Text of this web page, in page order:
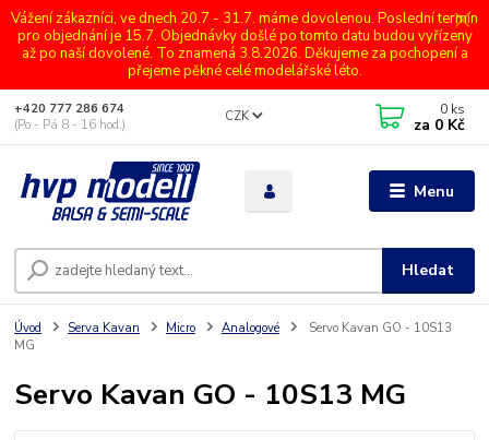
Vážení zákazníci, ve dnech 20.7 - 31.7. máme dovolenou. Poslední termín
pro objednání je 15.7. Objednávky došlé po tomto datu budou vyřízeny
až po naší dovolené. To znamená 3.8.2026. Děkujeme za pochopení a
přejeme pěkné celé modelářské léto.
Menu
CZK
Hledat
+420 777 286 674
(Po - Pá 8 - 16 hod.)
0 ks
za 0 Kč
Úvod Serva Kavan Micro Analogové
Servo Kavan GO - 10S13
MG
Servo Kavan GO - 10S13 MG